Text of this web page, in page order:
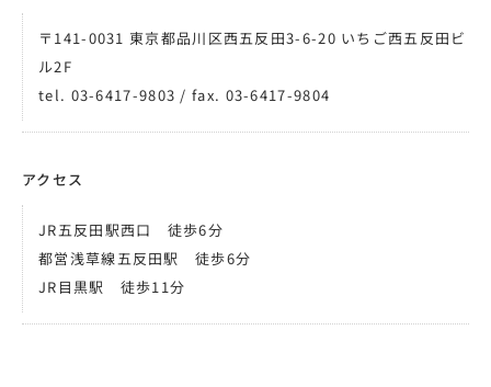
〒141-0031 東京都品川区西五反田3-6-20 いちご西五反田ビ
ル2F
tel. 03-6417-9803 / fax. 03-6417-9804
アクセス
JR五反田駅西口 徒歩6分
都営浅草線五反田駅 徒歩6分
JR目黒駅 徒歩11分